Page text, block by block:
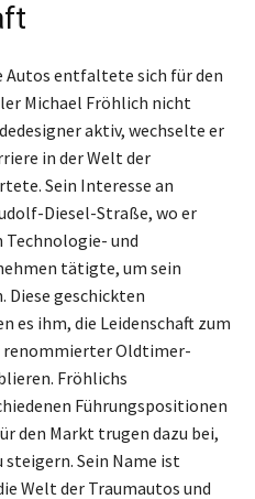
Autos entfaltete sich für den
Michael Fröhlich nicht
aktiv, wechselte er
in der Welt der
Sein Interesse an
Diesel-Straße, wo er
und
tätigte, um sein
Diese geschickten
es ihm, die Leidenschaft zum
renommierter Oldtimer-
Fröhlichs
Führungspositionen
den Markt trugen dazu bei,
Sein Name ist
Welt der Traumautos und